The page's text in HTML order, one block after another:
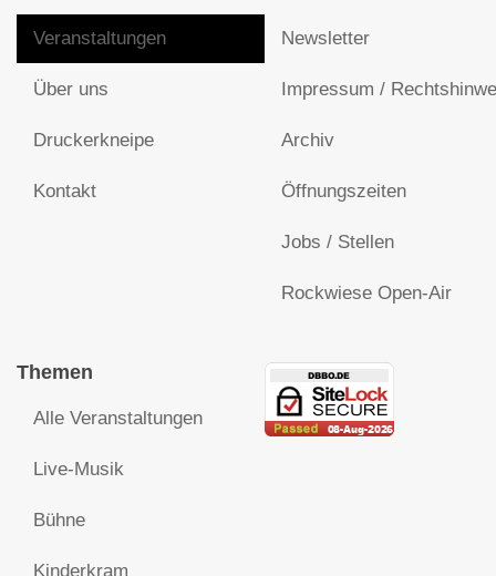
Veranstaltungen
Über uns
Druckerkneipe
Kontakt
Newsletter
Impressum /
Archiv
Öffnungszeiten
Jobs / Stellen
Rockwiese Open-Air
Themen
Alle Veranstaltungen
Live-Musik
Bühne
Kinderkram